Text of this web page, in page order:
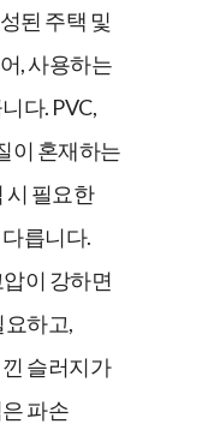
된 주택 및
, 사용하는
다. PVC,
이 혼재하는
시 필요한
릅니다.
이 강하면
요하고,
슬러지가
파손